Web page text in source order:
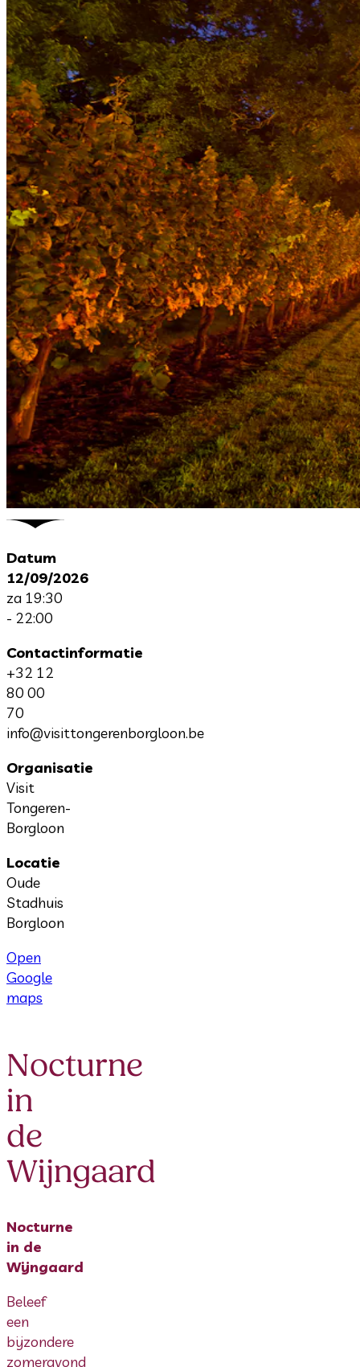
Datum
12/09/2026
za 19:30
- 22:00
Contactinformatie
+32 12
80 00
70
info@visittongerenborgloon.be
Organisatie
Visit
Tongeren-
Borgloon
Locatie
Oude
Stadhuis
Borgloon
Open
Google
maps
Nocturne
in
de
Wijngaard
Nocturne
in de
Wijngaard
Beleef
een
bijzondere
zomeravond